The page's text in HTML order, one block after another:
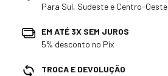
Para Sul, Sudeste e Centro-Oeste
EM ATÉ 3X SEM JUROS
5% desconto no Pix
TROCA E DEVOLUÇÃO